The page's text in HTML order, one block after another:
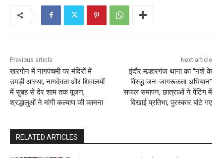
Previous article
खरगोन में नागपंचमी पर मंदिरों में
उमड़ी आस्था, नागदेवता और शिवालयों
में सुबह से देर शाम तक पूजन,
श्रद्धालुओं ने मांगी कल्याण की कामना
Next article
इंदौर मल्हारगंज थाना का “नशे के
विरुद्ध जन-जागरूकता अभियान”
सफल समापन, छात्राओं ने पेंटिंग में
दिखाई प्रतिभा, पुरस्कार बांटे गए
RELATED ARTICLES